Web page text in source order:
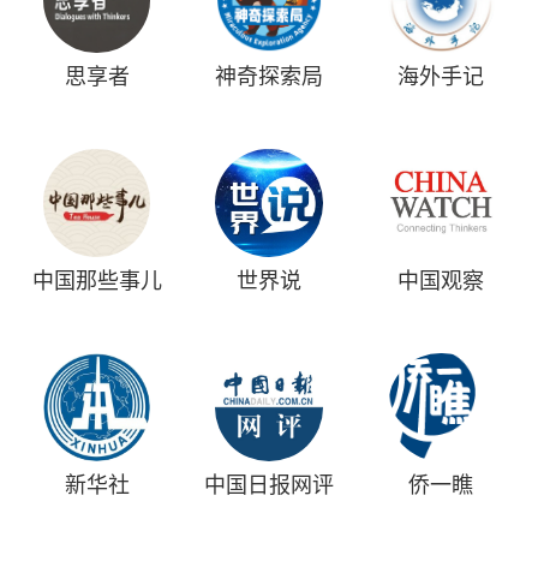
思享者 神奇探索局 海外手记
中国那些事儿 世界说 中国观察
新华社 中国日报网评 侨一瞧